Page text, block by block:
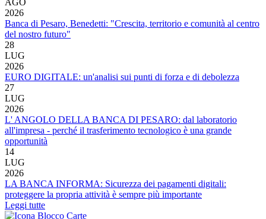
2026
Banca di Pesaro, Benedetti: "Crescita, territorio e comunità al centro
del nostro futuro"
28
LUG
2026
EURO DIGITALE: un'analisi sui punti di forza e di debolezza
27
LUG
2026
L' ANGOLO DELLA BANCA DI PESARO: dal laboratorio
all'impresa - perché il trasferimento tecnologico è una grande
opportunità
14
LUG
2026
LA BANCA INFORMA: Sicurezza dei pagamenti digitali:
proteggere la propria attività è sempre più importante
Leggi tutte